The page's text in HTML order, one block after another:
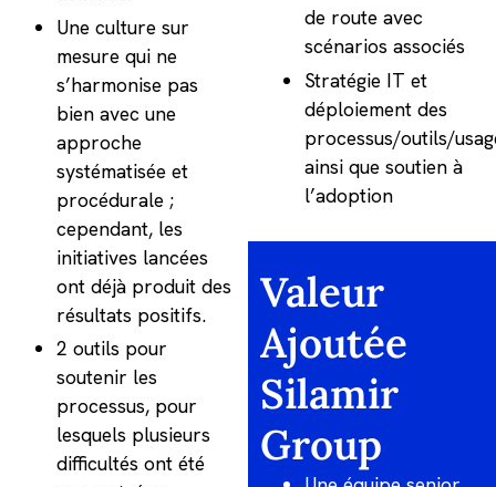
Une culture sur
mesure qui ne
s’harmonise pas
bien avec une
approche
systématisée et
procédurale ;
cependant, les
initiatives lancées
ont déjà produit des
résultats positifs.
2 outils pour
soutenir les
processus, pour
lesquels plusieurs
difficultés ont été
de route avec
scénarios associés
Stratégie IT et
déploiement des
processus/outils/
ainsi que soutien à
l’adoption
Valeur
Ajoutée
Silamir
Group